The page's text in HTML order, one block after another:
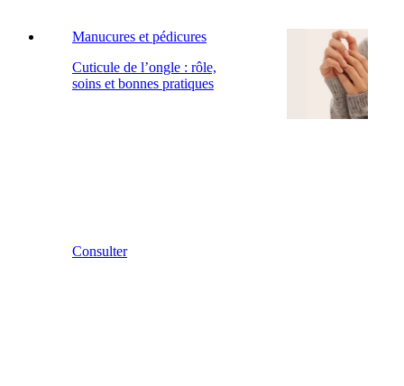
Manucures et pédicures
Cuticule de l’ongle : rôle,
soins et bonnes pratiques
Consulter